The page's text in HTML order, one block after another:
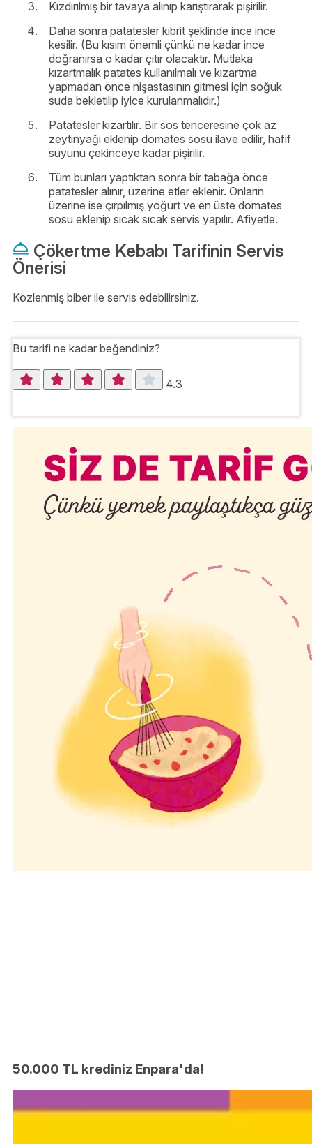
Kızdırılmış bir tavaya alınıp karıştırarak pişirilir.
Daha sonra patatesler kibrit şeklinde ince ince
kesilir. (Bu kısım önemli çünkü ne kadar ince
doğranırsa o kadar çıtır olacaktır. Mutlaka
kızartmalık patates kullanılmalı ve kızartma
yapmadan önce nişastasının gitmesi için soğuk
suda bekletilip iyice kurulanmalıdır.)
Patatesler kızartılır. Bir sos tenceresine çok az
zeytinyağı eklenip domates sosu ilave edilir, hafif
suyunu çekinceye kadar pişirilir.
Tüm bunları yaptıktan sonra bir tabağa önce
patatesler alınır, üzerine etler eklenir. Onların
üzerine ise çırpılmış yoğurt ve en üste domates
sosu eklenip sıcak sıcak servis yapılır. Afiyetle.
Çökertme Kebabı Tarifinin Servis
Önerisi
Közlenmiş biber ile servis edebilirsiniz.
Bu tarifi ne kadar beğendiniz?
4.3
50.000 TL krediniz Enpara'da!